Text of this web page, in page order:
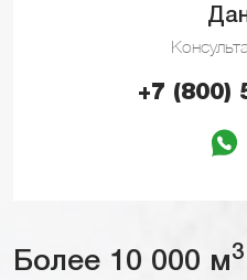
+7 (800)
Более 10 000 м3